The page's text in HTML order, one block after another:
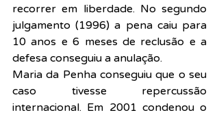
recorrer em liberdade. No segundo
julgamento (1996) a pena caiu para
10 anos e 6 meses de reclusão e a
defesa conseguiu a anulação.
Maria da Penha conseguiu que o seu
caso tivesse repercussão
internacional. Em 2001 condenou o